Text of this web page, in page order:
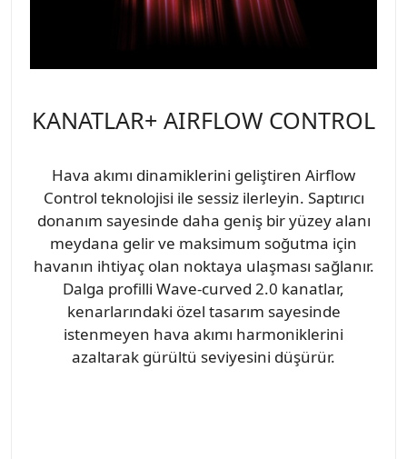
KANATLAR+ AIRFLOW CONTROL
Hava akımı dinamiklerini geliştiren Airflow
Control teknolojisi ile sessiz ilerleyin. Saptırıcı
donanım sayesinde daha geniş bir yüzey alanı
meydana gelir ve maksimum soğutma için
havanın ihtiyaç olan noktaya ulaşması sağlanır.
Dalga profilli Wave-curved 2.0 kanatlar,
kenarlarındaki özel tasarım sayesinde
istenmeyen hava akımı harmoniklerini
azaltarak gürültü seviyesini düşürür.